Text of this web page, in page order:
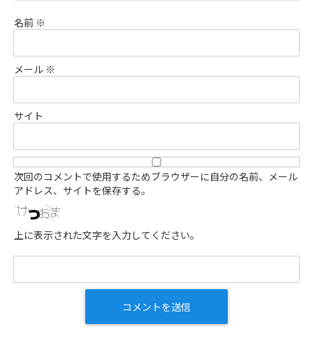
名前 ※
メール ※
サイト
次回のコメントで使用するためブラウザーに自分の名前、メール
アドレス、サイトを保存する。
上に表示された文字を入力してください。